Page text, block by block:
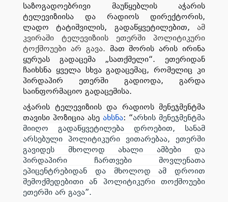
საზოგადოებრივი მაუწყებლის აჭარის
ტელევიზიისა და რადიოს დირექტორის,
ლადო ტატიშვილის, გადაწყვეტილებით, ამ
კვირაში ტელევიზიის ეთერში პოლიტიკური
ტოქშოუები არ გავა. მათ შორის არის ირინა
ყურუას გადაცემა „სათქმელი“. ეთერიდან
ჩაიხსნა ყველა სხვა გადაცემაც, რომელიც კი
პირდაპირ ეთერში გადიოდა, გარდა
საინფორმაციო გადაცემისა.
აჭარის ტელევიზიის და რადიოს მენეჯმენტმა
თავისი პოზიცია ასე ახსნა: “არხის მენეჯმენტმა
მიიღო გადაწყვეტილება დროებით, სანამ
არსებული პოლიტიკური ვითარებაა, ეთერში
გავიდეს მხოლოდ ახალი ამბები და
პირდაპირი ჩართვები მოვლენათა
ეპიცენტრებიდან და მხოლოდ ამ დროით
შემოქმედებითი ან პოლიტიკური თოქშოუები
ეთერში არ გავა”.